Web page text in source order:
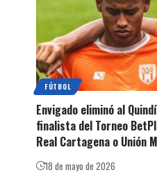
FÚTBOL
Envigado eliminó al
finalista del Torneo
Real Cartagena o Unión
18 de mayo de 2026